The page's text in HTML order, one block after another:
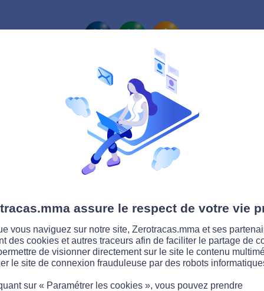
La route Zérotracas
2009
année consécutive, Animafac a décerné
de réalisations graphiques sur le thème
? Que la jeune création réussisse à
route.
assure le respect de votre vie
vous naviguez sur notre site, Zerotracas.mma et ses
des cookies et autres traceurs afin de faciliter le partage de
de visionner directement sur le site le contenu
le site de connexion frauduleuse par des robots
sur « Paramétrer les cookies », vous pouvez prendre